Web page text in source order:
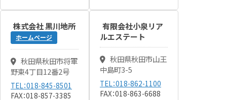
株式会社 黒川地所
ホームページ
秋田県秋田市将軍
野東4丁目12番2号
TEL：018-845-8501
FAX：018-857-3385
有限会社小泉リア
ルエステート
秋田県秋田市山王
中島町3-5
TEL：018-862-1100
FAX：018-863-6688